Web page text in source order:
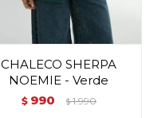
CHALECO SHERPA
NOEMIE - Verde
$ 990 $ 1.990